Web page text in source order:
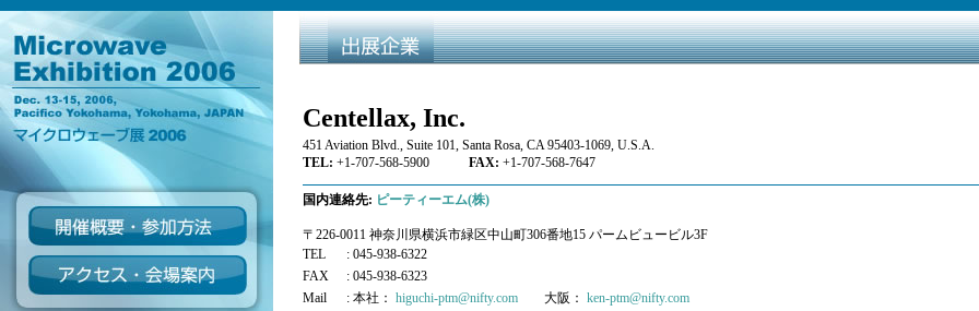
Centellax, Inc.
451 Aviation Blvd., Suite 101, Santa Rosa, CA 95403-1069, U.S.A.
TEL: +1-707-568-5900 FAX: +1-707-568-7647
国内連絡先: ピーティーエム(株)
〒226-0011 神奈川県横浜市緑区中山町306番地15 パームビュービル3F
TEL
: 045-938-6322
FAX
: 045-938-6323
Mail
: 本社： higuchi-ptm@nifty.com 大阪： ken-ptm@nifty.com